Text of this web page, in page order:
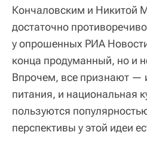
Кончаловским и Никитой
достаточно
у опрошенных РИА
конца продуманный, но и
Впрочем, все признают —
питания, и национальная
пользуются
перспективы у этой идеи